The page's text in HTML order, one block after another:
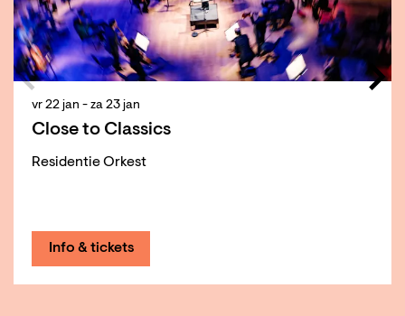
Close to Classics
Residentie Orkest
vr 22 jan - za 23 jan
Info & tickets